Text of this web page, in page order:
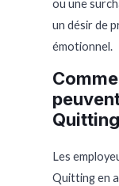
ou une
un désir de
émotionnel.
Les
Quitting en